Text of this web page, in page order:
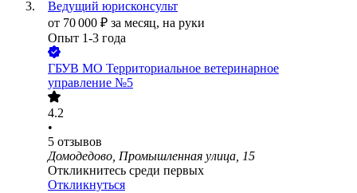
Ведущий юрисконсульт
от 70 000 ₽ за месяц, на руки
Опыт 1-3 года
ГБУВ МО Территориальное ветеринарное
управление №5
4.2
•
5 отзывов
Домодедово, Промышленная улица, 15
Откликнитесь среди первых
Откликнуться